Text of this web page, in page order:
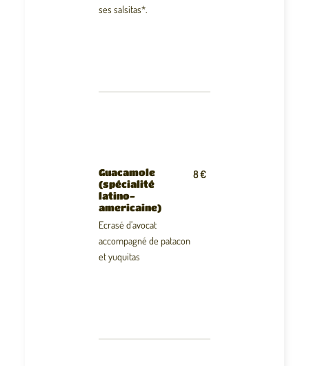
ses salsitas*.
Guacamole
(spécialité
latino-
americaine)
Ecrasé d’avocat
accompagné de patacon
et yuquitas
8 €